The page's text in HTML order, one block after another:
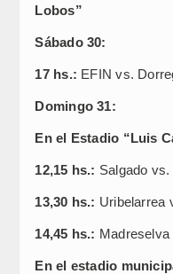
Lobos”
Sábado 30:
17 hs.: EFIN vs.
Domingo 31:
En el Estadio “Luis
12,15 hs.: Salgado
13,30 hs.: Uribelarrea
14,45 hs.:
En el estadio